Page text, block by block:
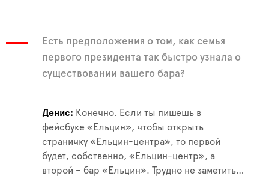
Есть предположения о том, как семья
первого президента так быстро узнала о
существовании вашего бара?
Денис
Конечно. Если ты пишешь в
фейсбуке «Ельцин», чтобы открыть
страничку «Ельцин-центра», то первой
будет, собственно, «Ельцин-центр», а
второй – бар «Ельцин». Трудно не заметить…